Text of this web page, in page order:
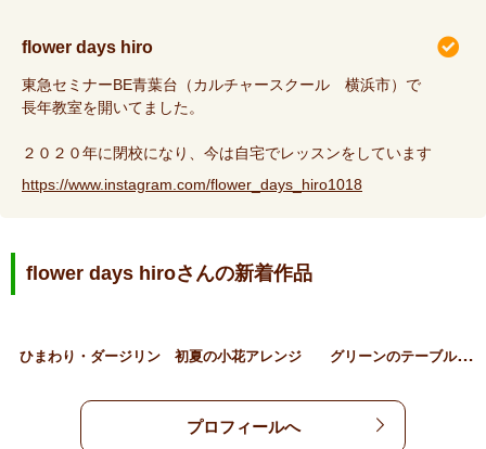
flower days hiro
東急セミナーBE青葉台（カルチャースクール 横浜市）で
長年教室を開いてました。
２０２０年に閉校になり、今は自宅でレッスンをしています
https://www.instagram.com/flower_days_hiro1018
flower days hiroさんの新着作品
ひまわり・ダージリン 初夏の小花アレンジ グ
リーンのテーブルリース
プロフィールへ